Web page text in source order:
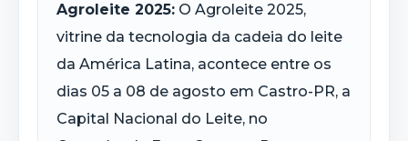
Agroleite 2025: O Agroleite 2025,
vitrine da tecnologia da cadeia do leite
da América Latina, acontece entre os
dias 05 a 08 de agosto em Castro-PR, a
Capital Nacional do Leite, no